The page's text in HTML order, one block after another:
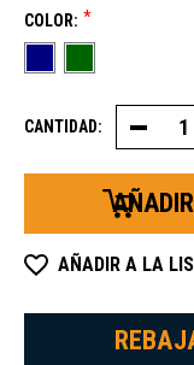
COLOR: *
CANTIDAD: Disminuir
la
de
54
AÑADIR A LA